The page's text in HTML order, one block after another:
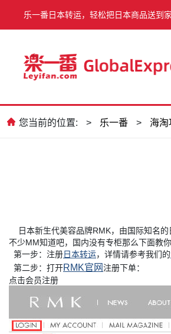
乐一番日本转运，轻松把日本商品送到家
您当前的位置: > 乐一番 > 海淘
日本新生代美容品牌RMK，由国际知名的
不少MM知道吧，国内没有专柜那么下面教
第一步：注册日本转运，详情请参考我们的
第二步：打开RMK官网 注册下单：
点击会员注册